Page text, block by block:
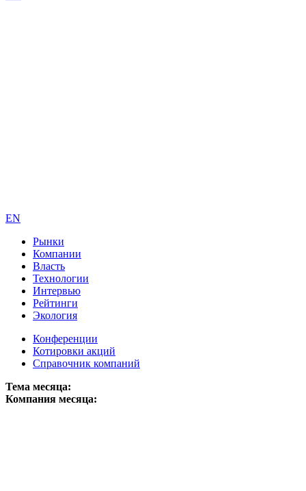
EN
Рынки
Компании
Власть
Технологии
Интервью
Рейтинги
Экология
Конференции
Котировки акций
Справочник компаний
Тема месяца:
Компания месяца: